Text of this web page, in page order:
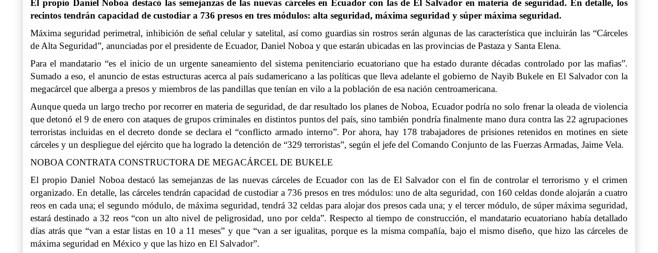
El propio Daniel Noboa destacó las semejanzas de las nuevas cárceles en Ecuador con las de El Salvador en materia de seguridad. En detalle, los
recintos tendrán capacidad de custodiar a 736 presos en tres módulos: alta seguridad, máxima seguridad y súper máxima seguridad.
Máxima seguridad perimetral, inhibición de señal celular y satelital, así como guardias sin rostros serán algunas de las característica que incluirán las “Cárceles
de Alta Seguridad”, anunciadas por el presidente de Ecuador, Daniel Noboa y que estarán ubicadas en las provincias de Pastaza y Santa Elena.
Para el mandatario “es el inicio de un urgente saneamiento del sistema penitenciario ecuatoriano que ha estado durante décadas controlado por las mafias”.
Sumado a eso, el anuncio de estas estructuras acerca al país sudamericano a las políticas que lleva adelante el gobierno de Nayib Bukele en El Salvador con la
megacárcel que alberga a presos y miembros de las pandillas que tenían en vilo a la población de esa nación centroamericana.
Aunque queda un largo trecho por recorrer en materia de seguridad, de dar resultado los planes de Noboa, Ecuador podría no solo frenar la oleada de violencia
que detonó el 9 de enero con ataques de grupos criminales en distintos puntos del país, sino también pondría finalmente mano dura contra las 22 agrupaciones
terroristas incluidas en el decreto donde se declara el “conflicto armado interno”. Por ahora, hay 178 trabajadores de prisiones retenidos en motines en siete
cárceles y un despliegue del ejército que ha logrado la detención de “329 terroristas”, según el jefe del Comando Conjunto de las Fuerzas Armadas, Jaime Vela.
NOBOA CONTRATA CONSTRUCTORA DE MEGACÁRCEL DE BUKELE
El propio Daniel Noboa destacó las semejanzas de las nuevas cárceles de Ecuador con las de El Salvador con el fin de controlar el terrorismo y el crimen
organizado. En detalle, las cárceles tendrán capacidad de custodiar a 736 presos en tres módulos: uno de alta seguridad, con 160 celdas donde alojarán a cuatro
reos en cada una; el segundo módulo, de máxima seguridad, tendrá 32 celdas para alojar dos presos cada una; y el tercer módulo, de súper máxima seguridad,
estará destinado a 32 reos “con un alto nivel de peligrosidad, uno por celda”. Respecto al tiempo de construcción, el mandatario ecuatoriano había detallado
días atrás que “van a estar listas en 10 a 11 meses” y que “van a ser igualitas, porque es la misma compañía, bajo el mismo diseño, que hizo las cárceles de
máxima seguridad en México y que las hizo en El Salvador”.